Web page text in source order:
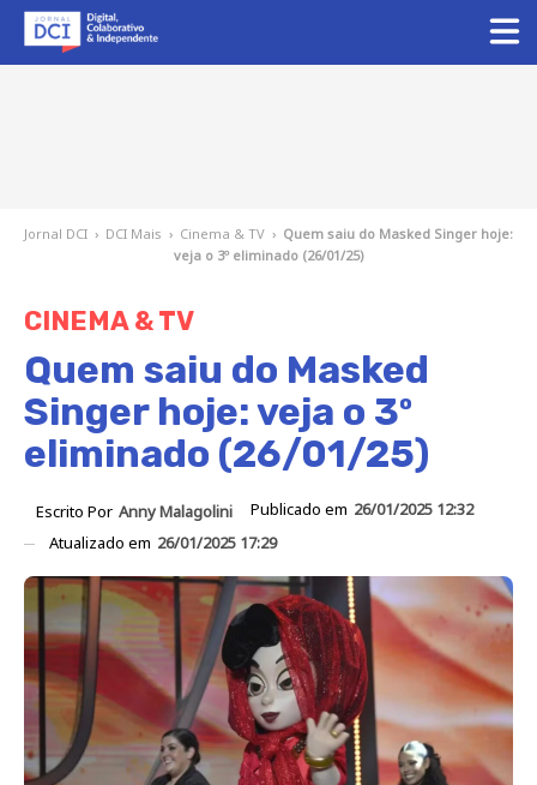
Jornal DCI › DCI Mais › Cinema & TV › Quem saiu do Masked Singer hoje:
veja o 3º eliminado (26/01/25)
CINEMA & TV
Quem saiu do Masked
Singer hoje: veja o 3º
eliminado (26/01/25)
Escrito Por Anny Malagolini Publicado em 26/01/2025 12:32
Atualizado em 26/01/2025 17:29